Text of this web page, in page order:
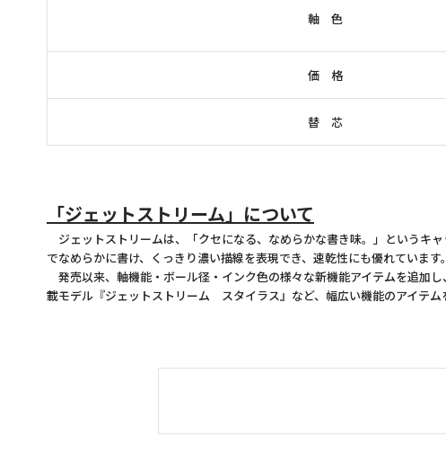
軸 色
価 格
替 芯
「ジェットストリーム」について
ジェットストリームは、「クセになる、なめらかな書き味。」というキ
でなめらかに書け、くっきり濃い描線を表現でき、速乾性にも優れています。
発売以来、軸機能・ボール径・インク色の様々な新機能アイテムを追加
載モデル『ジェットストリーム スタイラス』など、幅広い機能のアイテム